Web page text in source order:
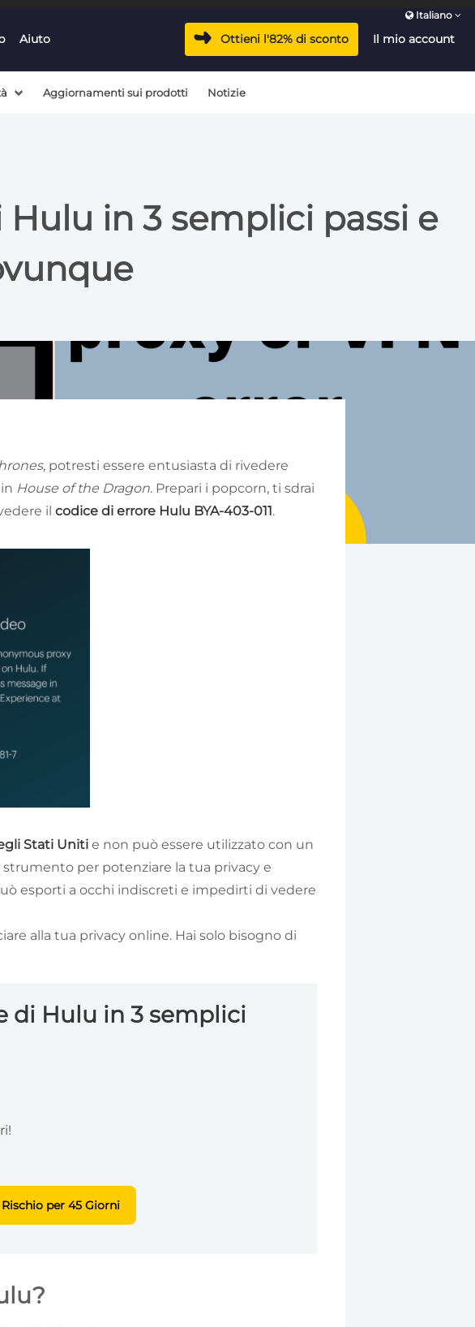
Italiano
Aiuto Ottieni l'82% di sconto Il mio account
Aggiornamenti sui prodotti Notizie
Hulu in 3 semplici passi e
, potresti essere entusiasta di rivedere
House of the Dragon. Prepari i popcorn, ti sdrai
il codice di errore Hulu BYA-403-011.
Stati Uniti e non può essere utilizzato con un
per potenziare la tua privacy e
esporti a occhi indiscreti e impedirti di vedere
alla tua privacy online. Hai solo bisogno di
di Hulu in 3 semplici
per 45 Giorni